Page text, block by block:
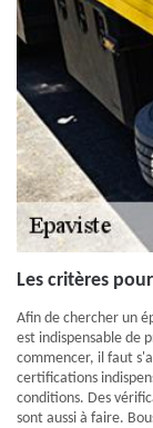
Les critères
Afin de chercher un
est indispensable de
commencer, il faut
certifications
conditions. Des
sont aussi à faire.